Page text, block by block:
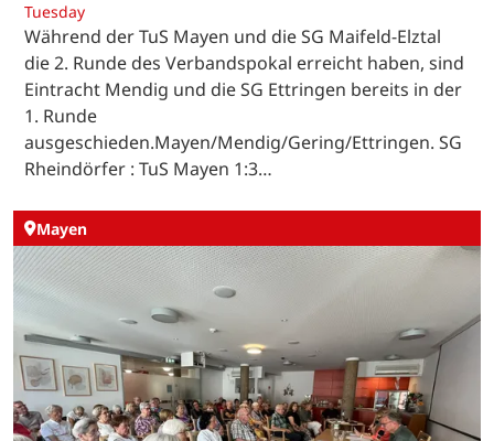
Tuesday
Während der TuS Mayen und die SG Maifeld-Elztal
die 2. Runde des Verbandspokal erreicht haben, sind
Eintracht Mendig und die SG Ettringen bereits in der
1. Runde
ausgeschieden.Mayen/Mendig/Gering/Ettringen. SG
Rheindörfer : TuS Mayen 1:3…
Mayen